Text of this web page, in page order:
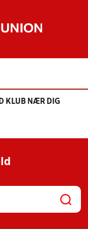
KLUB NÆR DIG